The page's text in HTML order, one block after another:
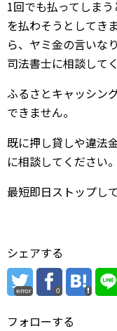
1回でも払ってしま
を払わそうとしてき
ら、ヤミ金の言いな
司法書士に相談して
ふるさとキャッシン
できません。
既に押し貸しや違法
に相談してください。
最短即日ストップし
シェアする
error 0
フォローする